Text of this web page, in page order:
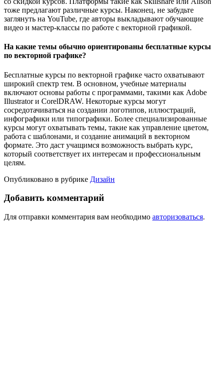
тоже предлагают различные курсы. Наконец, не забудьте
заглянуть на YouTube, где авторы выкладывают обучающие
видео и мастер-классы по работе с векторной графикой.
На какие темы обычно ориентированы бесплатные курсы
по векторной графике?
Бесплатные курсы по векторной графике часто охватывают
широкий спектр тем. В основном, учебные материалы
включают основы работы с программами, такими как Adobe
Illustrator и CorelDRAW. Некоторые курсы могут
сосредотачиваться на создании логотипов, иллюстраций,
инфографики или типографики. Более специализированные
курсы могут охватывать темы, такие как управление цветом,
работа с шаблонами, и создание анимаций в векторном
формате. Это даст учащимся возможность выбрать курс,
который соответствует их интересам и профессиональным
целям.
Опубликовано в рубрике Дизайн
Добавить комментарий
Для отправки комментария вам необходимо авторизоваться.